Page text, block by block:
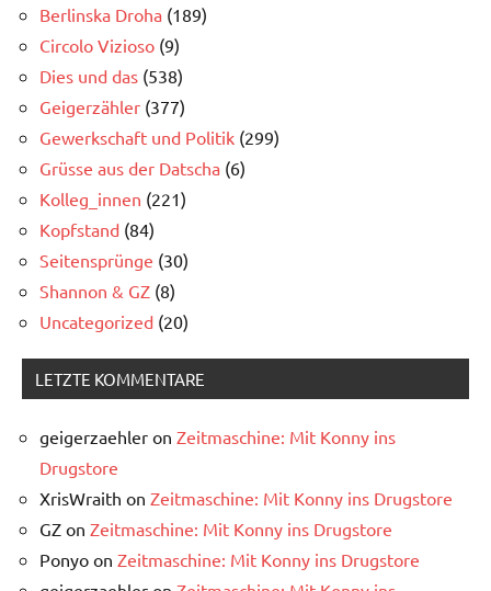
Berlinska Droha (189)
Circolo Vizioso (9)
Dies und das (538)
Geigerzähler (377)
Gewerkschaft und Politik (299)
Grüsse aus der Datscha (6)
Kolleg_innen (221)
Kopfstand (84)
Seitensprünge (30)
Shannon & GZ (8)
Uncategorized (20)
LETZTE KOMMENTARE
geigerzaehler on Zeitmaschine: Mit Konny ins
Drugstore
XrisWraith on Zeitmaschine: Mit Konny ins Drugstore
GZ on Zeitmaschine: Mit Konny ins Drugstore
Ponyo on Zeitmaschine: Mit Konny ins Drugstore